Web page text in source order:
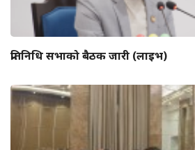
प्रतिनिधि सभाको बैठक जारी (लाइभ)